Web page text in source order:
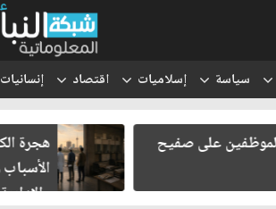
سياسة إسلاميات اقتصاد إنسانيات
هجرة الكفاءات العراقية..
الأسباب والآثار الاقتصادية
والإدارية